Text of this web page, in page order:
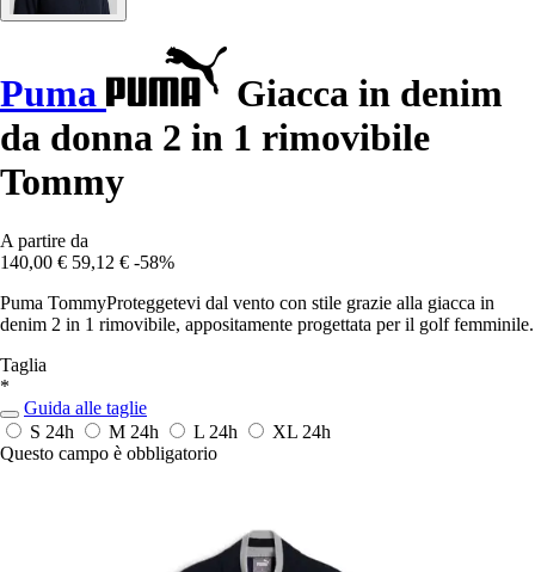
Puma
Giacca in denim
da donna 2 in 1 rimovibile
Tommy
A partire da
140,00 € 59,12 € -58%
Puma TommyProteggetevi dal vento con stile grazie alla giacca in
denim 2 in 1 rimovibile, appositamente progettata per il golf femminile.
Taglia
*
Guida alle taglie
S 24h M 24h L 24h XL 24h
Questo campo è obbligatorio